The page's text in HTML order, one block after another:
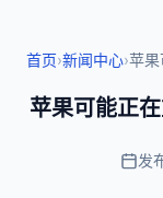
首页›新闻中心›苹
苹果可能正
发